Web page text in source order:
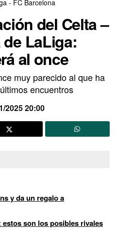
- FC Barcelona
del Celta –
LaLiga:
al once
muy parecido al que ha
encuentros
2025 20:00
y da un regalo a
son los posibles rivales